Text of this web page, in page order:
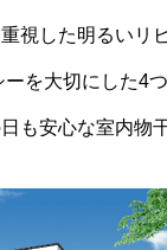
視した明るいリ
ーを大切にした4
も安心な室内物